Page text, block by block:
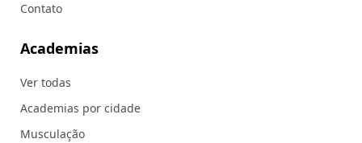
Contato
Academias
Ver todas
Academias por cidade
Musculação